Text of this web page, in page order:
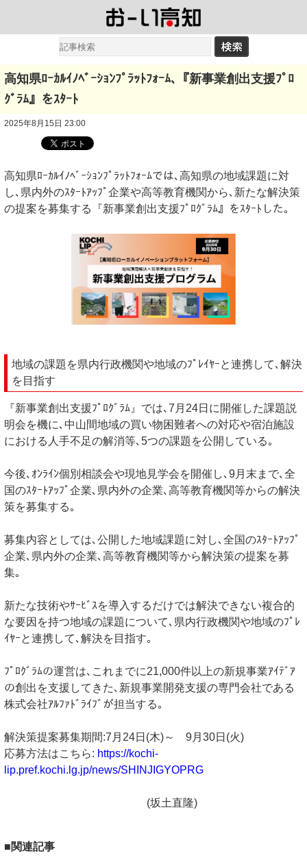
高知県ﾛｰｶﾙｲﾉﾍﾞｰｼｮﾝﾌﾟﾗｯﾄﾌｫｰﾑ､『新事業創出支援ﾌﾟﾛ
ｸﾞﾗﾑ』をｽﾀｰﾄ
2025年8月15日 23:00
高知県ﾛｰｶﾙｲﾉﾍﾞｰｼｮﾝﾌﾟﾗｯﾄﾌｫｰﾑでは､⾼知県の地域課題に対
し､県内外のｽﾀｰﾄｱｯﾌﾟ企業や⾼等教育機関から､新たな解決策
の提案を募集する『新事業創出支援ﾌﾟﾛｸﾞﾗﾑ』をｽﾀｰﾄした｡
地域の課題を県内行政機関や地域のﾌﾟﾚｲﾔｰと連携して､解決
を目指す
『新事業創出支援ﾌﾟﾛｸﾞﾗﾑ』では､7月24日に開催した課題説
明会を機に､中山間地域の買い物困難者への対応や宿泊施設
における人手不足の解消等､5つの課題を公開している｡
今後､ｵﾝﾗｲﾝ個別相談会や現地見学会を開催し､9月末まで､全
国のｽﾀｰﾄｱｯﾌﾟ企業､県内外の企業､高等教育機関等からの解決
策を募集する｡
募集内容としては､公開した地域課題に対し､全国のｽﾀｰﾄｱｯﾌﾟ
企業､県内外の企業､高等教育機関等から解決策の提案を募
集｡
新たな技術やｻｰﾋﾞｽを導入するだけでは解決できない複合的
な要因を持つ地域の課題について､県内行政機関や地域のﾌﾟﾚ
ｲﾔｰと連携して､解決を目指す｡
ﾌﾟﾛｸﾞﾗﾑの運営は､これまでに21,000件以上の新規事業ｱｲﾃﾞｱ
の創出を支援してきた､新規事業開発支援の専門会社である
株式会社ｱﾙﾌｧﾄﾞﾗｲﾌﾞが担当する｡
解決策提案募集期間:7月24日(木)～ 9月30日(火)
応募方法はこちら: https://kochi-
lip.pref.kochi.lg.jp/news/SHINJIGYOPRG
(坂土直隆)
■関連記事